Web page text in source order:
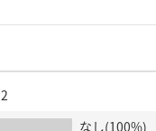
なし(100%)